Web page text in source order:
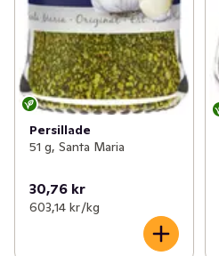
Persillade
51 g, Santa Maria
30,76 kr
603,14 kr /kg